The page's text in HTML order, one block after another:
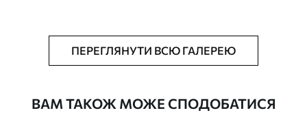
Додатково Можна додати лакове покриття.
ПЕРЕГЛЯНУТИ ВСЮ ГАЛЕРЕЮ
ВАМ ТАКОЖ МОЖЕ СПОДОБАТИСЯ